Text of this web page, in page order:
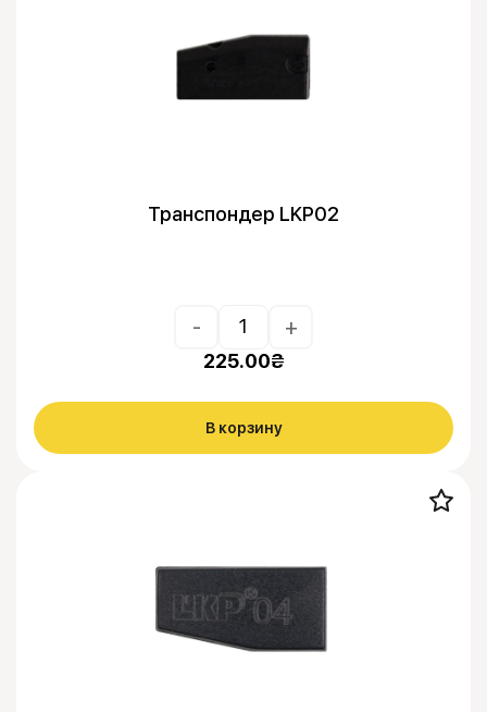
Транспондер LKP02
- +
225.00₴
В корзину